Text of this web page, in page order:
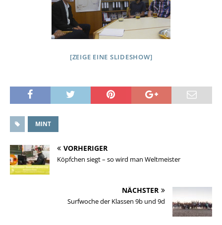
[ZEIGE EINE SLIDESHOW]
MINT
VORHERIGER
Köpfchen siegt – so wird man Weltmeister
NÄCHSTER
Surfwoche der Klassen 9b und 9d